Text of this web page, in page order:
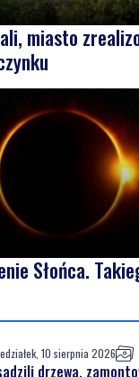
miasto
Słońca.
10 sierpnia 2026
drzewa,